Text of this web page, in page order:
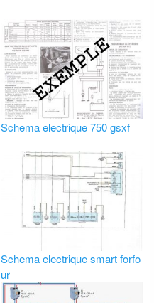
Schema electrique 750 gsxf
Schema electrique smart forfo
ur